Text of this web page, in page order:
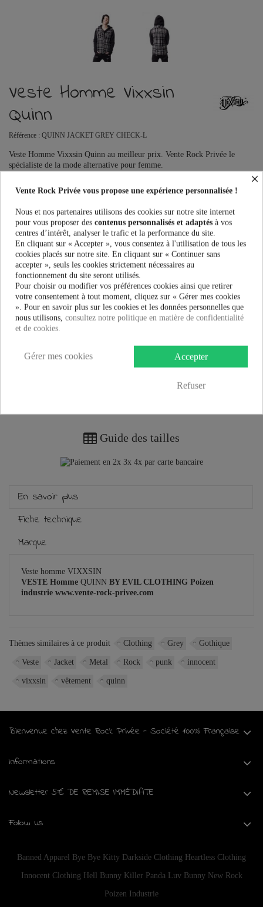
Veste Homme Vixxsin
Quinn
Référence : QUINN JACKET GREY CHECK-L
Veste Homme Vixxsin Quinn au meilleur prix. Vente Rock Privée le
spécialiste de la mode alternative pour femme.
Ce produit n'est plus en stock avec ces options mais reste disponible
PRÉVENEZ-MOI LORSQUE LE PRODUIT EST DISPONIBLE
Taille:
47,90 €
Guide des tailles
En savoir plus
Fiche technique
Marque
Veste homme VIXXSIN
VESTE Homme QUINN BY EVIL CLOTHING Poizen
industrie www.vente-rock-privee.com
Thèmes similaires à ce produit Clothing Grey Gothique
Veste Jacket Metal Rock punk innocent
vixxsin vêtement quinn
Bienvenue chez Vente Rock Privée - Société 100% Française
Informations
Newsletter 5€ DE REMISE IMMÉDIATE
Follow us
Banned Apparel Bye Bye Kitty Darkside Clothing Heartless Clothing
Innocent Clothing Hell Bunny Killer Panda Luv Bunny New Rock
Poizen Industrie
×
Vente Rock Privée vous propose une expérience personnalisée !
Nous et nos partenaires utilisons des cookies sur notre site internet
pour vous proposer des contenus personnalisés et adaptés à vos
centres d’intérêt, analyser le trafic et la performance du site.
En cliquant sur « Accepter », vous consentez à l'utilisation de tous les
cookies placés sur notre site. En cliquant sur « Continuer sans
accepter », seuls les cookies strictement nécessaires au
fonctionnement du site seront utilisés.
Pour choisir ou modifier vos préférences cookies ainsi que retirer
votre consentement à tout moment, cliquez sur « Gérer mes cookies
». Pour en savoir plus sur les cookies et les données personnelles que
nous utilisons, consultez notre politique en matière de confidentialité
et de cookies.
Accepter
Refuser
Gérer mes cookies